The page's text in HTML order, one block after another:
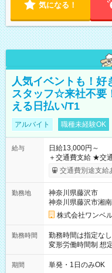
気になる！
人気イベントも！好
スタッフ☆来社不要
える日払い/T1
アルバイト 職種未経験OK
給与
日給13,000円～
＋交通費支給 ★交通費全額支給！ ┗案件により規定あり ★日払
いOK！（規定あ
ンビニATMから 日払い
交通費別途支給
勤務地
神奈川県藤沢市
神奈川県藤沢市湘
株式会社ワンベ
勤務時間
勤務時間は指定なし
変形労働時間制 想定労働時間
～21：00
期間 単発・1日のみOK